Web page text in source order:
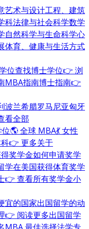
艺术与设计工程、建筑
科法律与社会科学数学
自然科学与生命科学心
体育、健康与生活方式
位查找博士学位👉 浏
MBA指南博士指南👉
波兰希腊罗马尼亚匈牙
看全部
🌎 全球 MBA💃 女性
👉 更多关于
奖学金如何申请奖学
学在美国获得体育奖学
👉 查看所有奖学金小
宜的国家出国留学的动
👉 阅读更多出国留学